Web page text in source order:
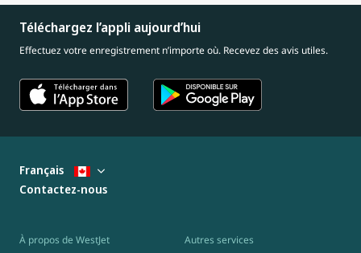
Téléchargez l’appli aujourd’hui
Effectuez votre enregistrement n’importe où. Recevez des avis utiles.
À propos de WestJet Autres services
Français
Contactez-nous